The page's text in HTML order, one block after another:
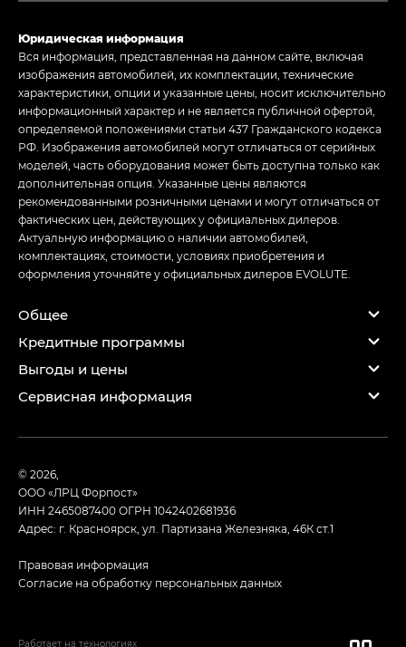
Юридическая информация
Вся информация, представленная на данном сайте, включая
изображения автомобилей, их комплектации, технические
характеристики, опции и указанные цены, носит исключительно
информационный характер и не является публичной офертой,
определяемой положениями статьи 437 Гражданского кодекса
РФ. Изображения автомобилей могут отличаться от серийных
моделей, часть оборудования может быть доступна только как
дополнительная опция. Указанные цены являются
рекомендованными розничными ценами и могут отличаться от
фактических цен, действующих у официальных дилеров.
Актуальную информацию о наличии автомобилей,
комплектациях, стоимости, условиях приобретения и
оформления уточняйте у официальных дилеров EVOLUTE.
Общее
Кредитные программы
Выгоды и цены
Сервисная информация
© 2026,
ООО «ЛРЦ Форпост»
ИНН 2465087400ОГРН 1042402681936
Адрес: г. Красноярск, ул. Партизана Железняка, 46К ст.1
Правовая информация
Согласие на обработку персональных данных
Работает на технологиях